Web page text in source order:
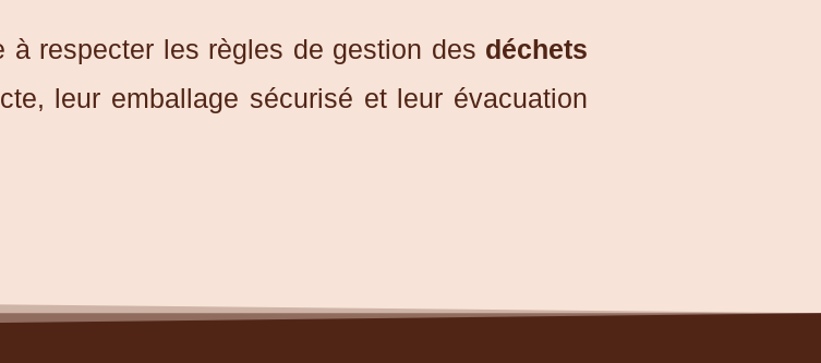
à respecter les règles de gestion des déchets
leur emballage sécurisé et leur évacuation